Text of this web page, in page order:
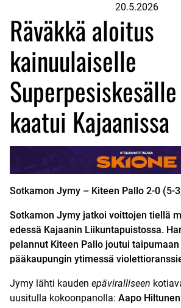
20.5.2026
Räväkkä aloitus
kainuulaiselle
kaatui Kajaanissa
Sotkamon Jymy – Kiteen Pallo 2-0 (5-
Sotkamon Jymy jatkoi voittojen tiellä
edessä Kajaanin Liikuntapuistossa.
pelannut Kiteen Pallo joutui taipumaan
pääkaupungin ytimessä
Jymy lähti kauden epäviralliseen
uusitulla kokoonpanolla: Aapo Hiltunen